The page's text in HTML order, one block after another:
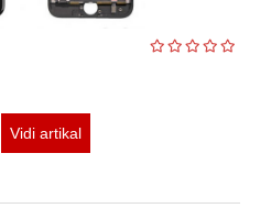
Vidi artikal